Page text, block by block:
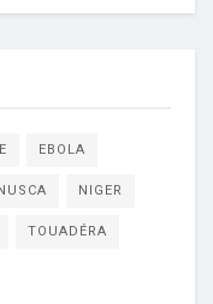
EBOLA
NIGER
TOUADÉRA